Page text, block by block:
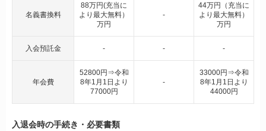
名義書換料
88万円(充当に
より最大無料）
万円
-
44万円（充当に
より最大無料）
万円
入会預託金 - - -
年会費
52800円⇒令和
8年1月1日より
77000円
-
33000円⇒令和
8年1月1日より
44000円
入退会時の手続き・必要書類